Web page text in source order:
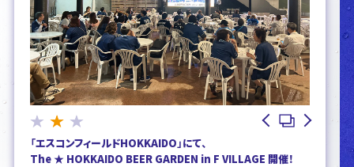
1 2
「エスコンフィールドHOKKAIDO」にて、
The ★ HOKKAIDO BEER GARDEN in F VILLAGE 開催！